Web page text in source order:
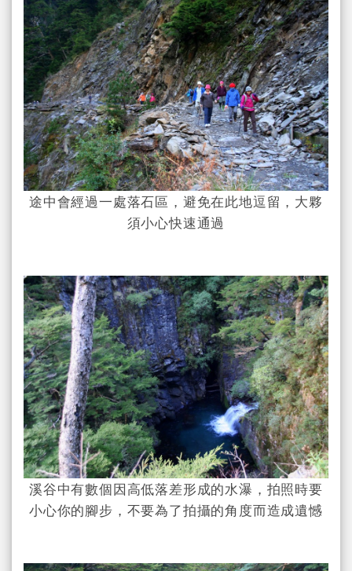
途中會經過一處落石區，避免在此地逗留，大夥
須小心快速通過
溪谷中有數個因高低落差形成的水瀑，拍照時要
小心你的腳步，不要為了拍攝的角度而造成遺憾